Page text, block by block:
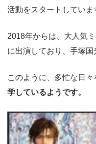
活動をスタートしていま
2018年からは、大人気
に出演しており、手塚国
このように、多忙な日々
学しているようです。